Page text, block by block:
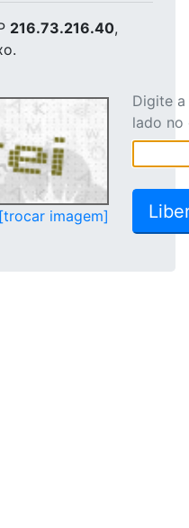
216.73.216.40,
[trocar imagem]
Digite
lado no